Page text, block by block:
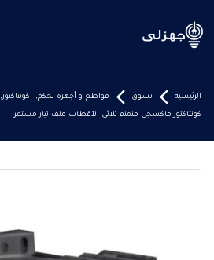
الرئيسيه تسوق قواطع و أجهزة تحكم, كونتاكتور,
كونتاكتور ماكسجي منمنم ثلاثي الآقطاب ملف تيار مستمر